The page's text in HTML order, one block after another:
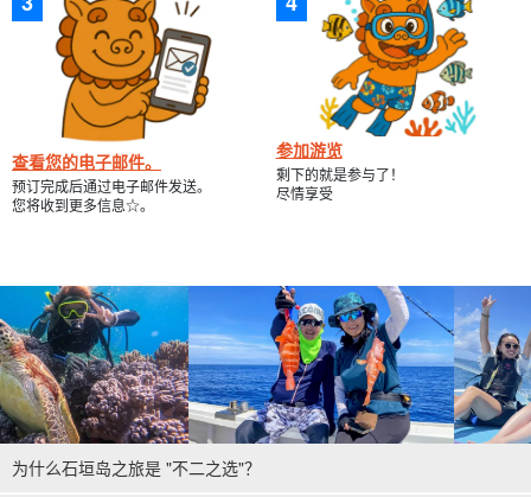
查看您的电子邮件。
预订完成后通过电子邮件发送。
您将收到更多信息☆。
参加游览
剩下的就是参与了！
尽情享受
为什么石垣岛之旅是 "不二之选"？